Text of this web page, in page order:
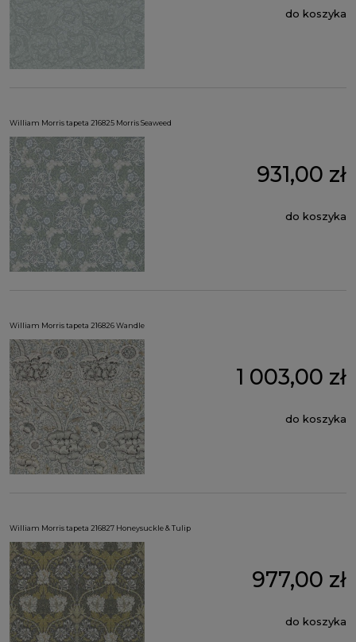
do koszyka
William Morris tapeta 216825 Morris Seaweed
931,00 zł
do koszyka
William Morris tapeta 216826 Wandle
1 003,00 zł
do koszyka
William Morris tapeta 216827 Honeysuckle & Tulip
977,00 zł
do koszyka